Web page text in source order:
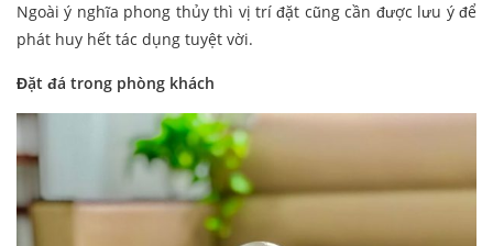
Ngoài ý nghĩa phong thủy thì vị trí đặt cũng cần được lưu ý để
phát huy hết tác dụng tuyệt vời.
Đặt đá trong phòng khách